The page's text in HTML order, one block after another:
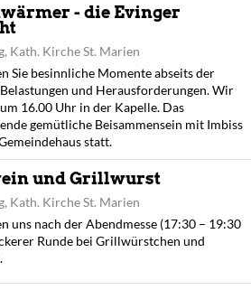
- die Evinger
Kath. Kirche St. Marien
Sie besinnliche Momente abseits der
und Herausforderungen. Wir
16.00 Uhr in der Kapelle. Das
gemütliche Beisammensein mit Imbiss
statt.
und Grillwurst
Kath. Kirche St. Marien
uns nach der Abendmesse (17:30 – 19:30
Runde bei Grillwürstchen und